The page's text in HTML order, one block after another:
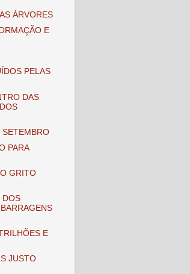
ÁRVORES
E
PELAS
DAS
SETEMBRO
PARA
GRITO
DOS
E
JUSTO